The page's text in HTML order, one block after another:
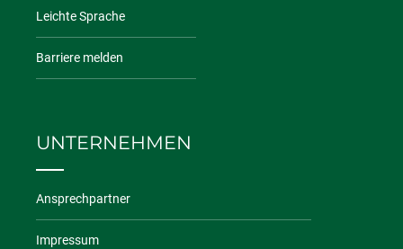
Leichte Sprache
Barriere melden
UNTERNEHMEN
Ansprechpartner
Impressum